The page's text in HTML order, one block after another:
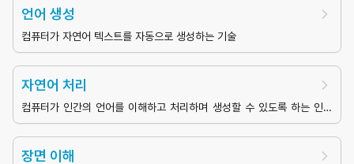
언어 생성
컴퓨터가 자연어 텍스트를 자동으로 생성하는 기술
자연어 처리
컴퓨터가 인간의 언어를 이해하고 처리하며 생성할 수 있도록 하는 인공
지능의 한 분야
장면 이해